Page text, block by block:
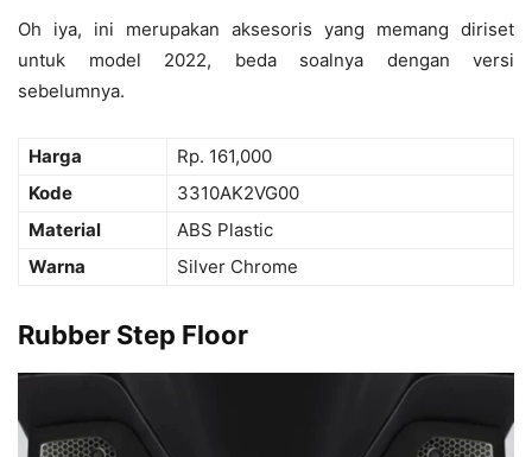
Oh iya, ini merupakan aksesoris yang memang diriset
untuk model 2022, beda soalnya dengan versi
sebelumnya.
Harga
Rp. 161,000
Kode
3310AK2VG00
Material
ABS Plastic
Warna
Silver Chrome
Rubber Step Floor